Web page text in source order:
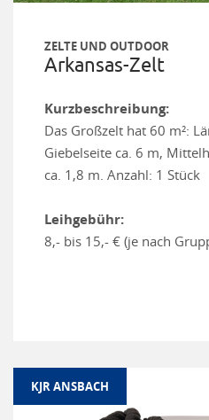
ZELTE UND OUTDOOR
Arkansas-Zelt
Kurzbeschreibung:
Das Großzelt hat 60 m²:
Giebelseite ca. 6 m,
ca. 1,8 m. Anzahl: 1 Stück
Leihgebühr:
8,- bis 15,- € (je nach
KJR ANSBACH